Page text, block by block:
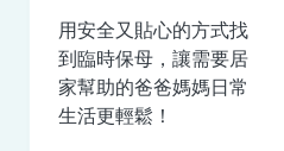
用安全又貼心的方式找
到臨時保母，讓需要居
家幫助的爸爸媽媽日常
生活更輕鬆！